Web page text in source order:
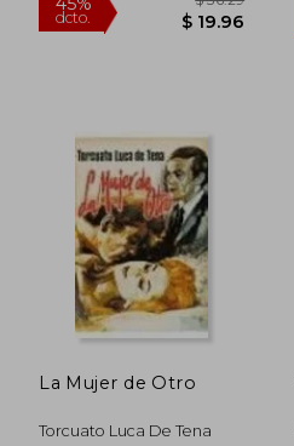
La Mujer de Otro
Torcuato Luca De Tena